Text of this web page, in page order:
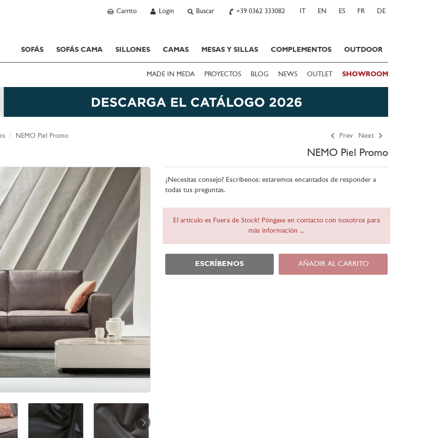
Carrito Login Buscar +39 0362 333082 IT EN ES FR DE
SOFÁS SOFÁS CAMA SILLONES CAMAS MESAS Y SILLAS COMPLEMENTOS OUTDOOR
MADE IN MEDA PROYECTOS BLOG NEWS OUTLET SHOWROOM
Prev Next
NEMO Piel Promo
NEMO Piel Promo
¿Necesitas consejo? Escríbenos: estaremos encantados de responder a
todas tus preguntas.
El artículo es Fuera de Stock! Póngase en contacto con nosotros para
más información ...
ESCRÍBENOS AÑADIR AL CARRITO